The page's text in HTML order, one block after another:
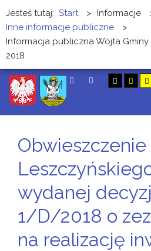
Jesteś tutaj: Start > Informacje
Inne informacje publiczne
>
Informacja publiczna Wójta
2018
wydanej
1/D/2018 o
na realizację